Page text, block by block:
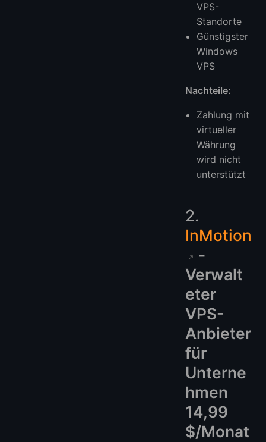
VPS-
Standorte
Günstigster
Windows
VPS
Nachteile:
Zahlung mit
virtueller
Währung
wird nicht
unterstützt
2.
InMotion
-
Verwalt
eter
VPS-
Anbieter
für
Unterne
hmen
14,99
$/Monat